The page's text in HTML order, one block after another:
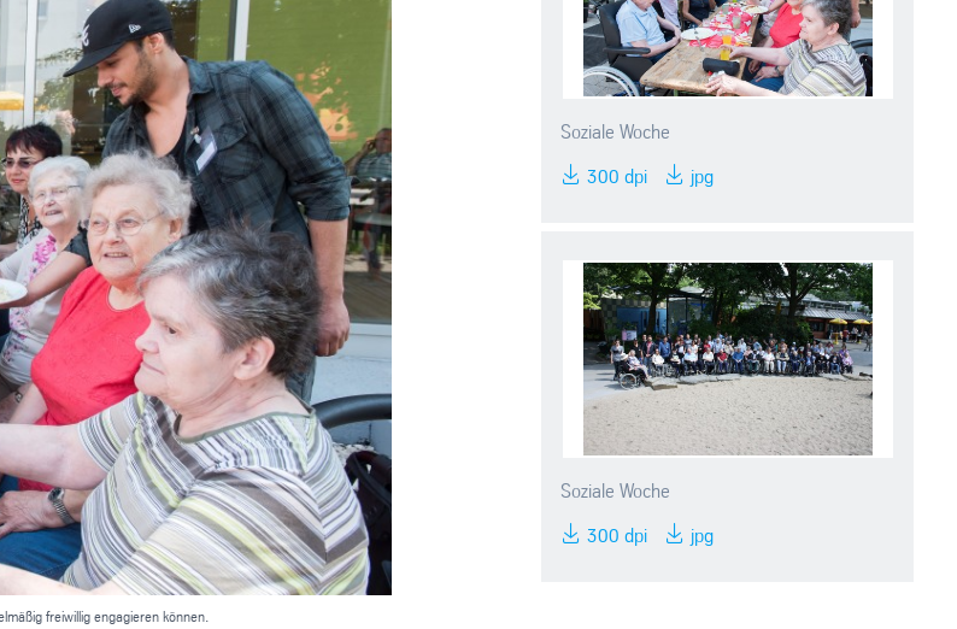
freiwillig engagieren können.
Soziale Woche
300 dpi jpg
Soziale Woche
300 dpi jpg